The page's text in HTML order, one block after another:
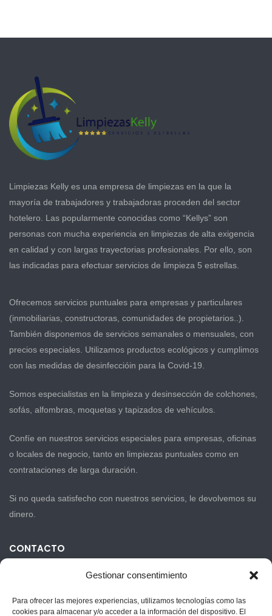
Gestionar consentimiento
Para ofrecer las mejores experiencias, utilizamos tecnologías como las
cookies para almacenar y/o acceder a la información del dispositivo. El
Limpiezas Kelly es una empresa de limpiezas en la que la
mayoría de trabajadores y trabajadoras proceden del sector
hotelero. Las popularmente conocidas como “Kellys” son
personas con mucha experiencia en limpiezas de alta exigencia
en calidad y con largas trayectorias profesionales. Por ello, son
las indicadas para efectuar servicios de limpieza 5 estrellas.
Ofrecemos servicios puntuales para empresas y particulares
(inmobiliarias, constructoras, comunidades de propietarios..).
También disponemos de servicios semanales o mensuales, con
precios especiales. Utilizamos productos ecológicos y cumplimos
con las medidas de desinfeccióin para la Covid-19.
Somos especialistas en la limpieza y desinsección de colchones,
sofás, alfombras, moquetas y tapizados de vehículos.
Confíe en nuestros servicios especiales para empresas, oficinas
o locales de negocio, tanto en limpiezas puntuales como en
contrataciones de larga duración.
Si no queda satisfecho con nuestros servicios, le devolvemos su
dinero.
CONTACTO
+34 635 333 093